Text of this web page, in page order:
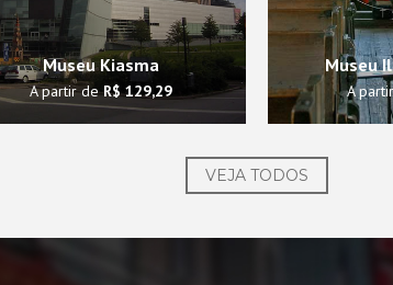
Museu Kiasma
A partir deR$ 129,29
Museu
A
VEJA TODOS